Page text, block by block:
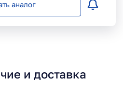
аналог
и доставка